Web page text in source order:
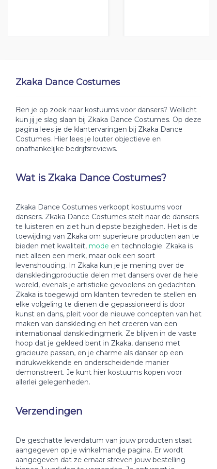
Zkaka Dance Costumes
Ben je op zoek naar kostuums voor dansers? Wellicht
kun jij je slag slaan bij Zkaka Dance Costumes. Op deze
pagina lees je de klantervaringen bij Zkaka Dance
Costumes. Hier lees je louter objectieve en
onafhankelijke bedrijfsreviews.
Wat is Zkaka Dance Costumes?
Zkaka Dance Costumes verkoopt kostuums voor
dansers. Zkaka Dance Costumes stelt naar de dansers
te luisteren en ziet hun diepste bezigheden. Het is de
toewijding van Zkaka om superieure producten aan te
bieden met kwaliteit, mode en technologie. Zkaka is
niet alleen een merk, maar ook een soort
levenshouding. In Zkaka kun je je mening over de
danskledingproductie delen met dansers over de hele
wereld, evenals je artistieke gevoelens en gedachten.
Zkaka is toegewijd om klanten tevreden te stellen en
elke volgeling te dienen die gepassioneerd is door
kunst en dans, pleit voor de nieuwe concepten van het
maken van danskleding en het creëren van een
internationaal danskledingmerk. Ze blijven in de vaste
hoop dat je gekleed bent in Zkaka, dansend met
gracieuze passen, en je charme als danser op een
indrukwekkende en onderscheidende manier
demonstreert. Je kunt hier kostuums kopen voor
allerlei gelegenheden.
Verzendingen
De geschatte leverdatum van jouw producten staat
aangegeven op je winkelmandje pagina. Er wordt
aangegeven dat ze ernaar streven jouw bestelling